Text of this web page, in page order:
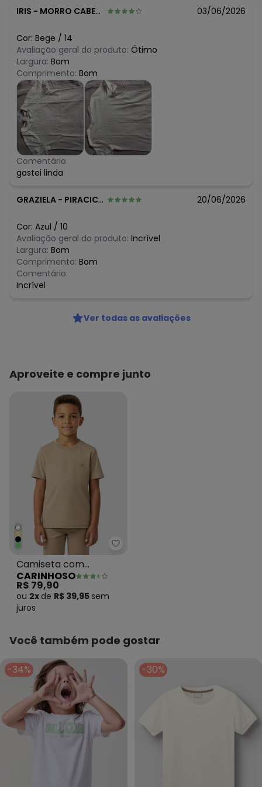
IRIS - MORRO CABECA NO TEMPO - PI 03/06/2026
Cor: Bege / 14
Avaliação geral do produto: Ótimo
Largura: Bom
Comprimento: Bom
Comentário:
gostei linda
GRAZIELA - PIRACICABA - SP 20/06/2026
Cor: Azul / 10
Avaliação geral do produto: Incrível
Largura: Bom
Comprimento: Bom
Comentário:
Incrível
Ver todas as avaliações
Aproveite e compre junto
Carinhoso - Camiseta com
Camiseta com
Bordado em Pima
Cáqui
CARINHOSO
R$ 79,90
ou 2x de R$ 39,95 sem
juros
Você também pode gostar
-34% -30%